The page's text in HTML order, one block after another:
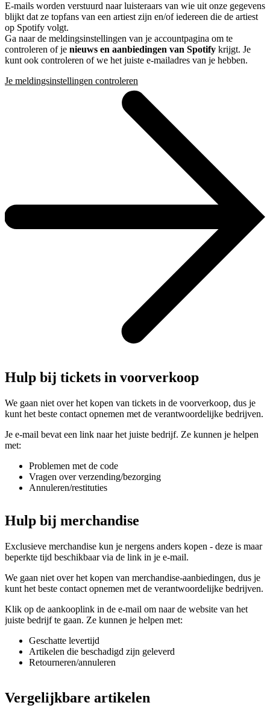
E-mails worden verstuurd naar luisteraars van wie uit onze gegevens
blijkt dat ze topfans van een artiest zijn en/of iedereen die de artiest
op Spotify volgt.
Ga naar de meldingsinstellingen van je accountpagina om te
controleren of je nieuws en aanbiedingen van Spotify krijgt. Je
kunt ook controleren of we het juiste e-mailadres van je hebben.
Je meldingsinstellingen controleren
Hulp bij tickets in voorverkoop
We gaan niet over het kopen van tickets in de voorverkoop, dus je
kunt het beste contact opnemen met de verantwoordelijke bedrijven.
Je e-mail bevat een link naar het juiste bedrijf. Ze kunnen je helpen
met:
Problemen met de code
Vragen over verzending/bezorging
Annuleren/restituties
Hulp bij merchandise
Exclusieve merchandise kun je nergens anders kopen - deze is maar
beperkte tijd beschikbaar via de link in je e-mail.
We gaan niet over het kopen van merchandise-aanbiedingen, dus je
kunt het beste contact opnemen met de verantwoordelijke bedrijven.
Klik op de aankooplink in de e-mail om naar de website van het
juiste bedrijf te gaan. Ze kunnen je helpen met:
Geschatte levertijd
Artikelen die beschadigd zijn geleverd
Retourneren/annuleren
Vergelijkbare artikelen